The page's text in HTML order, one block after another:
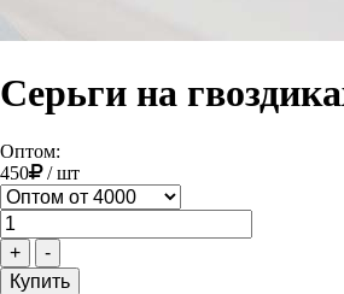
Серьги на
Оптом:
450
/шт
+ -